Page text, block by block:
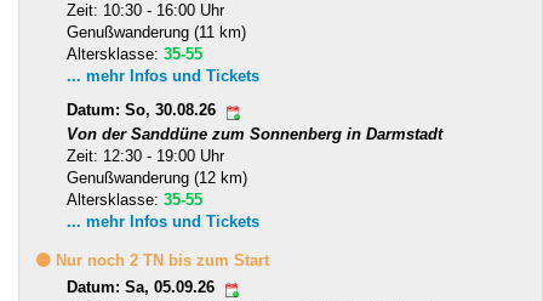
Zeit: 10:30 - 16:00 Uhr
Genußwanderung (11 km)
Altersklasse: 35-55
... mehr Infos und Tickets
Datum: So, 30.08.26
Von der Sanddüne zum Sonnenberg in Darmstadt
Zeit: 12:30 - 19:00 Uhr
Genußwanderung (12 km)
Altersklasse: 35-55
... mehr Infos und Tickets
🟡 Nur noch 2 TN bis zum Start
Datum: Sa, 05.09.26